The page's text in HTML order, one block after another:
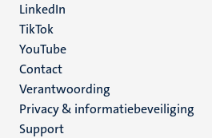
LinkedIn
TikTok
YouTube
Menu
footer
(NL)
Contact
Verantwoording
Privacy & informatiebeveiliging
Support